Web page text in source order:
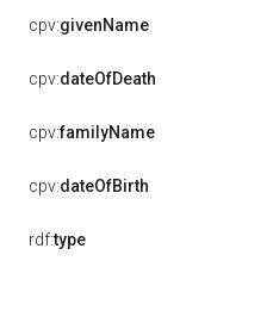
cpv:givenName
cpv:dateOfDeath
cpv:familyName
cpv:dateOfBirth
rdf:type